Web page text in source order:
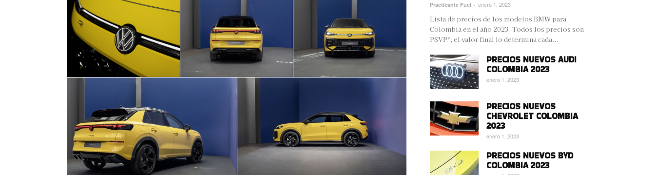
Practicante Fuel - enero 1, 2023
Lista de precios de los modelos BMW para
Colombia en el año 2023. Todos los precios son
PSVP*, el valor final lo determina cada...
PRECIOS NUEVOS AUDI
COLOMBIA 2023
enero 1, 2023
PRECIOS NUEVOS
CHEVROLET COLOMBIA
2023
enero 1, 2023
PRECIOS NUEVOS BYD
COLOMBIA 2023